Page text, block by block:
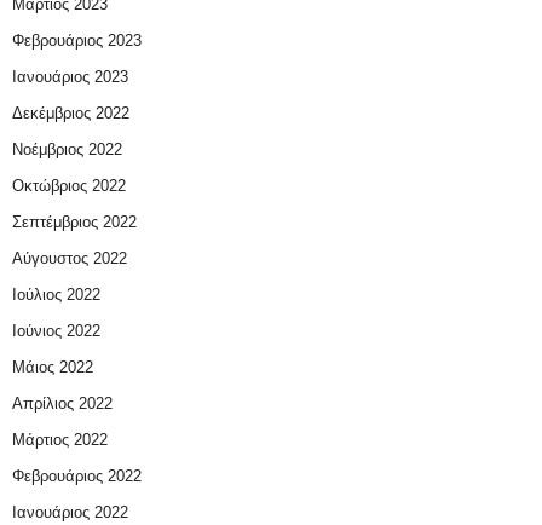
Μάρτιος 2023
Φεβρουάριος 2023
Ιανουάριος 2023
Δεκέμβριος 2022
Νοέμβριος 2022
Οκτώβριος 2022
Σεπτέμβριος 2022
Αύγουστος 2022
Ιούλιος 2022
Ιούνιος 2022
Μάιος 2022
Απρίλιος 2022
Μάρτιος 2022
Φεβρουάριος 2022
Ιανουάριος 2022